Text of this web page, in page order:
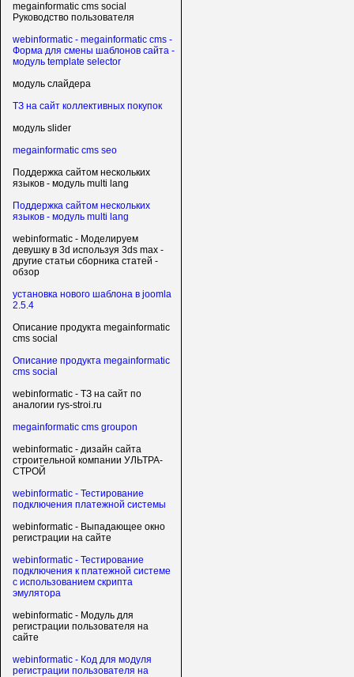
megainformatic cms social
Руководство пользователя
webinformatic - megainformatic cms -
Форма для смены шаблонов сайта -
модуль template selector
модуль слайдера
ТЗ на сайт коллективных покупок
модуль slider
megainformatic cms seo
Поддержка сайтом нескольких
языков - модуль multi lang
Поддержка сайтом нескольких
языков - модуль multi lang
webinformatic - Моделируем
девушку в 3d используя 3ds max -
другие статьи сборника статей -
обзор
установка нового шаблона в joomla
2.5.4
Описание продукта megainformatic
cms social
Описание продукта megainformatic
cms social
webinformatic - ТЗ на сайт по
аналогии rys-stroi.ru
megainformatic cms groupon
webinformatic - дизайн сайта
строительной компании УЛЬТРА-
СТРОЙ
webinformatic - Тестирование
подключения платежной системы
webinformatic - Выпадающее окно
регистрации на сайте
webinformatic - Тестирование
подключения к платежной системе
с использованием скрипта
эмулятора
webinformatic - Модуль для
регистрации пользователя на
сайте
webinformatic - Код для модуля
регистрации пользователя на